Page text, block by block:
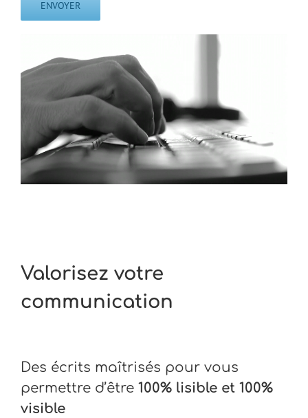
Valorisez votre
communication
Des écrits maîtrisés pour vous
permettre d’être 100% lisible et 100%
visible